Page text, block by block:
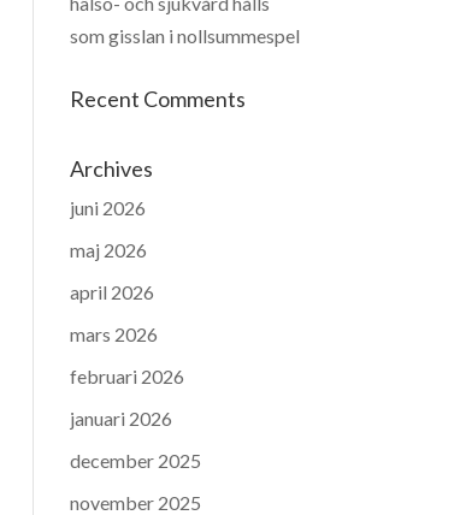
som gisslan i nollsummespel
Recent Comments
Archives
juni 2026
maj 2026
april 2026
mars 2026
februari 2026
januari 2026
december 2025
november 2025